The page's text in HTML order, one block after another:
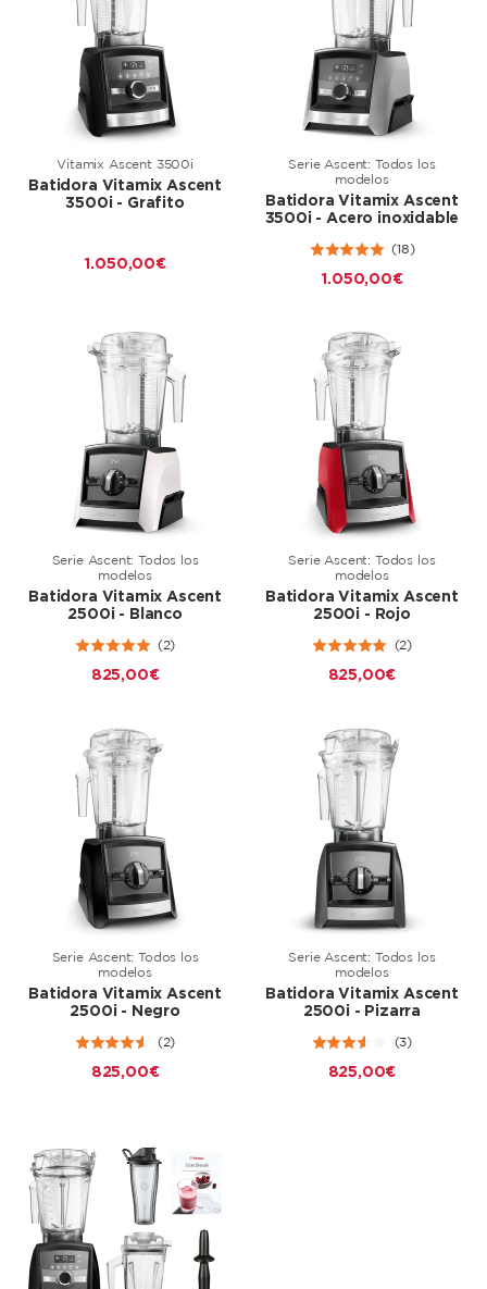
Vitamix Ascent 3500i
Batidora Vitamix Ascent
3500i - Grafito
1.050,00 €
Serie Ascent: Todos los
modelos
Batidora Vitamix Ascent
3500i - Acero inoxidable
(18)
1.050,00 €
Serie Ascent: Todos los
modelos
Batidora Vitamix Ascent
2500i - Blanco
(2)
825,00 €
Serie Ascent: Todos los
modelos
Batidora Vitamix Ascent
2500i - Rojo
(2)
825,00 €
Serie Ascent: Todos los
modelos
Batidora Vitamix Ascent
2500i - Negro
(2)
825,00 €
Serie Ascent: Todos los
modelos
Batidora Vitamix Ascent
2500i - Pizarra
(3)
825,00 €